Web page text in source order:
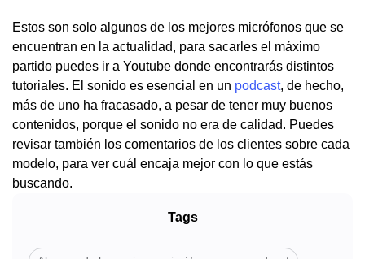
Estos son solo algunos de los mejores micrófonos que se
encuentran en la actualidad, para sacarles el máximo
partido puedes ir a Youtube donde encontrarás distintos
tutoriales. El sonido es esencial en un podcast, de hecho,
más de uno ha fracasado, a pesar de tener muy buenos
contenidos, porque el sonido no era de calidad. Puedes
revisar también los comentarios de los clientes sobre cada
modelo, para ver cuál encaja mejor con lo que estás
buscando.
Tags